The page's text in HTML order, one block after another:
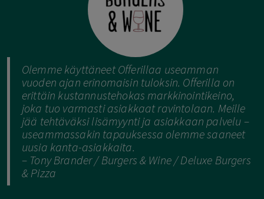
Olemme käyttäneet Offerillaa useamman
vuoden ajan erinomaisin tuloksin. Offerilla on
erittäin kustannustehokas markkinointikeino,
joka tuo varmasti asiakkaat ravintolaan. Meille
jää tehtäväksi lisämyynti ja asiakkaan palvelu –
useammassakin tapauksessa olemme saaneet
uusia kanta-asiakkaita.
– Tony Brander / Burgers & Wine / Deluxe Burgers
& Pizza